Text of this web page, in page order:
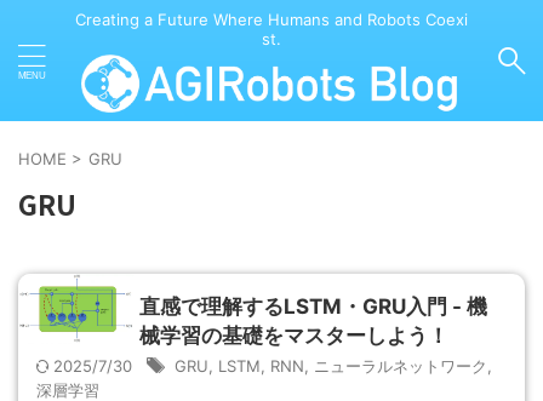
Creating a Future Where Humans and Robots Coexi
st.
HOME > GRU
GRU
直感で理解するLSTM・GRU入門 - 機
械学習の基礎をマスターしよう！
2025/7/30 GRU LSTM RNN ニューラルネットワーク
深層学習